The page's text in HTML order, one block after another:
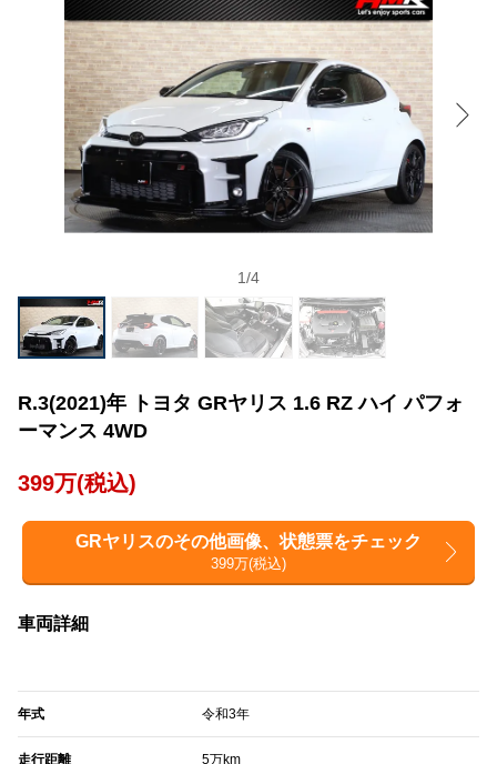
1/4
R.3(2021)年 トヨタ GRヤリス 1.6 RZ ハイ パフォ
ーマンス 4WD
399万(税込)
GRヤリスのその他画像、状態票をチェック
399万(税込)
車両詳細
年式 令和3年
走行距離 5万km